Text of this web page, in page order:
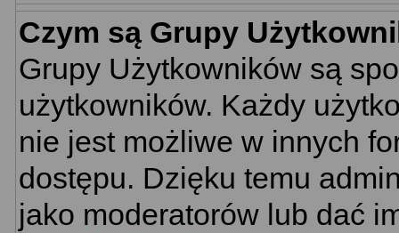
Czym są Grupy
Grupy Użytkowników są
użytkowników. Każdy
nie jest możliwe w innych
dostępu. Dzięku temu
jako moderatorów lub dać